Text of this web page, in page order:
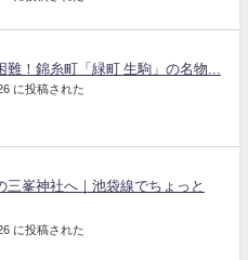
！錦糸町「緑町 生駒」の名物...
に投稿された
三峯神社へ｜池袋線でちょっと
に投稿された